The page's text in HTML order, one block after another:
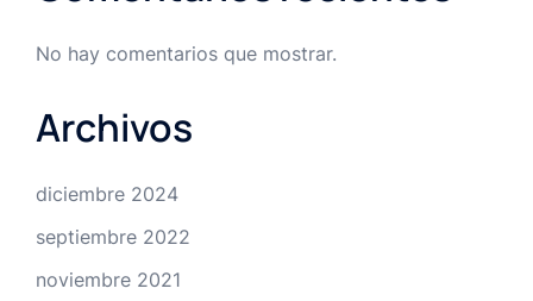
No hay comentarios que mostrar.
Archivos
diciembre 2024
septiembre 2022
noviembre 2021